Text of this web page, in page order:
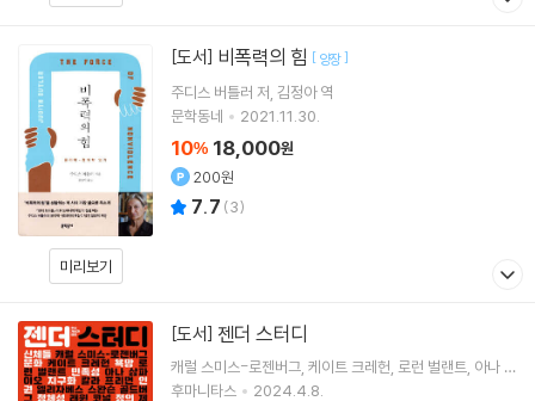
미리보기
[도서] 비폭력의 힘 [ 양장]
주디스 버틀러 저 김정아역
문학동네
2021.11.30.
10% 18,000원
200원
7.7 (3)
[도서] 젠더 스터디
캐럴 스미스-로젠버그 케이트 크레헌 로런 벌랜트 아나 삼
파이오저 외 30명
후마니타스 2024.4.8.